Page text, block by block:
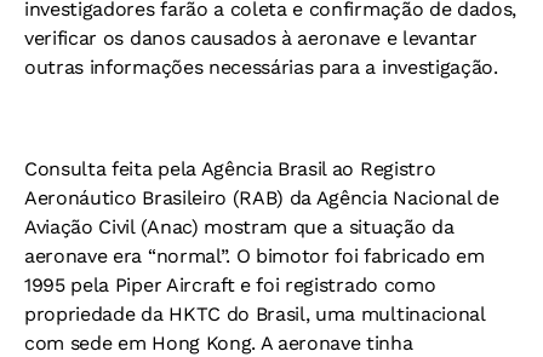
investigadores farão a coleta e confirmação de dados,
verificar os danos causados à aeronave e levantar
outras informações necessárias para a investigação.
Consulta feita pela Agência Brasil ao Registro
Aeronáutico Brasileiro (RAB) da Agência Nacional de
Aviação Civil (Anac) mostram que a situação da
aeronave era “normal”. O bimotor foi fabricado em
1995 pela Piper Aircraft e foi registrado como
propriedade da HKTC do Brasil, uma multinacional
com sede em Hong Kong. A aeronave tinha